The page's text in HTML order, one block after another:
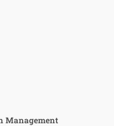
Management